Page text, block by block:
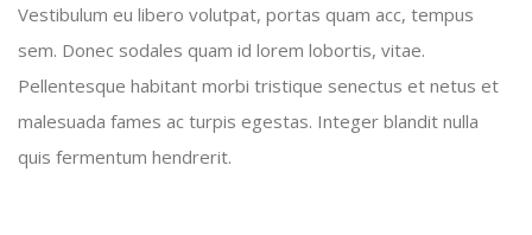
Vestibulum eu libero volutpat, portas quam acc, tempus
sem. Donec sodales quam id lorem lobortis, vitae.
Pellentesque habitant morbi tristique senectus et netus et
malesuada fames ac turpis egestas. Integer blandit nulla
quis fermentum hendrerit.